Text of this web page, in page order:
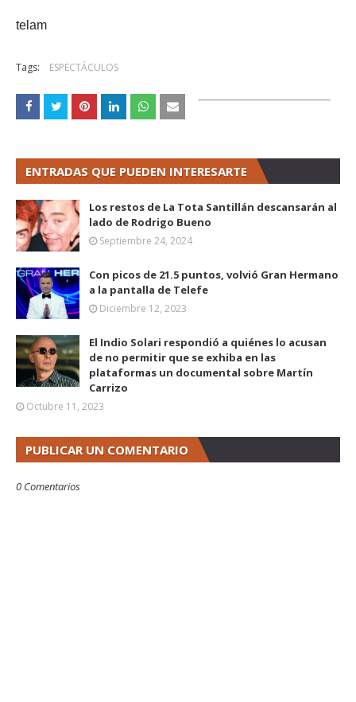
telam
Tags: ESPECTÁCULOS
ENTRADAS QUE PUEDEN INTERESARTE
Los restos de La Tota Santillán descansarán al
lado de Rodrigo Bueno
Septiembre 24, 2024
Con picos de 21.5 puntos, volvió Gran Hermano
a la pantalla de Telefe
Diciembre 12, 2023
El Indio Solari respondió a quiénes lo acusan
de no permitir que se exhiba en las
plataformas un documental sobre Martín
Carrizo
Octubre 11, 2023
PUBLICAR UN COMENTARIO
0 Comentarios